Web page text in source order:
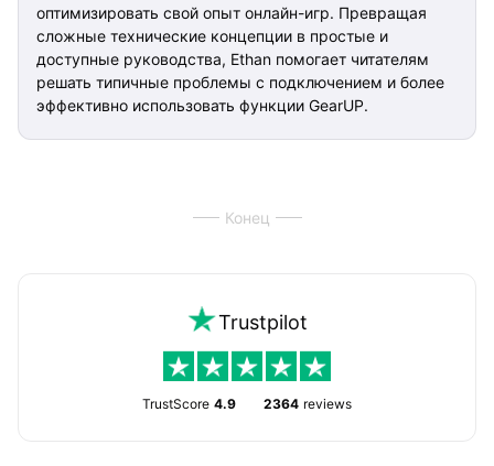
оптимизировать свой опыт онлайн-игр. Превращая
сложные технические концепции в простые и
доступные руководства, Ethan помогает читателям
решать типичные проблемы с подключением и более
эффективно использовать функции GearUP.
Конец
Trustpilot
TrustScore 4.9 2364 reviews